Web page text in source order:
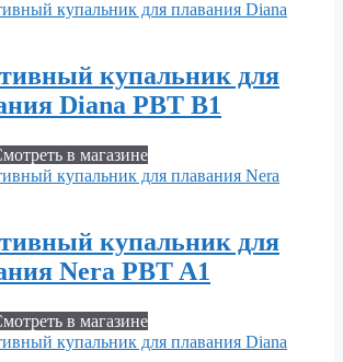
купальник для
Diana PBT B1
в магазине
купальник для
Nera PBT A1
в магазине